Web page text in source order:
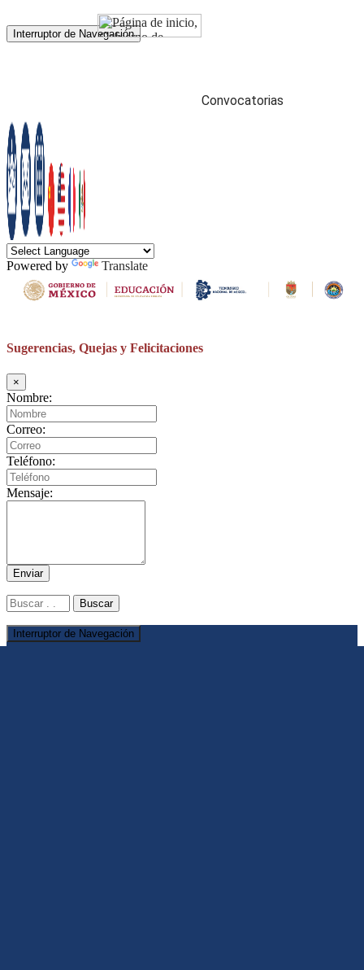
Interruptor de Navegación
Powered by Translate
Sugerencias, Quejas y Felicitaciones
×
Nombre:
Correo:
Teléfono:
Mensaje:
Enviar
Convocatorias
Interruptor de Navegación